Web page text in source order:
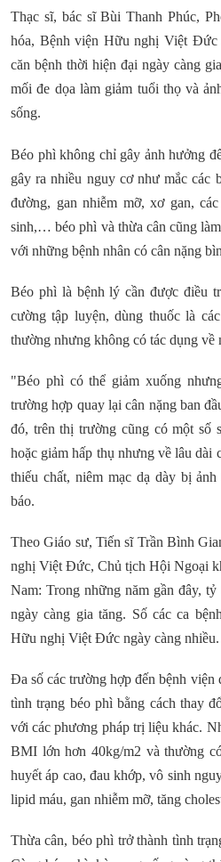
Thạc sĩ, bác sĩ Bùi Thanh Phúc,
hóa, Bệnh viện Hữu nghị Việt Đức
căn bệnh thời hiện đại ngày càng
mối đe dọa làm giảm tuổi thọ và
sống.
Béo phì không chỉ gây ảnh hưởng
gây ra nhiều nguy cơ như mắc các
đường, gan nhiễm mỡ, xơ gan,
sinh,… béo phì và thừa cân cũng
với những bệnh nhân có cân nặng
Béo phì là bệnh lý cần được điều
cường tập luyện, dùng thuốc là
thường nhưng không có tác dụng về
"Béo phì có thể giảm xuống
trường hợp quay lại cân nặng ban
đó, trên thị trường cũng có một số
hoặc giảm hấp thụ nhưng về lâu dài
thiếu chất, niêm mạc dạ dày bị
báo.
Theo Giáo sư, Tiến sĩ Trần Bình
nghị Việt Đức, Chủ tịch Hội Ngoại
Nam: Trong những năm gần đây,
ngày càng gia tăng. Số các ca
Hữu nghị Việt Đức ngày càng nhiều.
Đa số các trường hợp đến bệnh viện
tình trạng béo phì bằng cách thay
với các phương pháp trị liệu khác.
BMI lớn hơn 40kg/m2 và thường
huyết áp cao, đau khớp, vô sinh
lipid máu, gan nhiễm mỡ, tăng
Thừa cân, béo phì trở thành tình